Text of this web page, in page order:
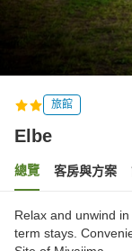
旅館
Elbe
總覽 客房與方案
Relax and unwind
term stays.